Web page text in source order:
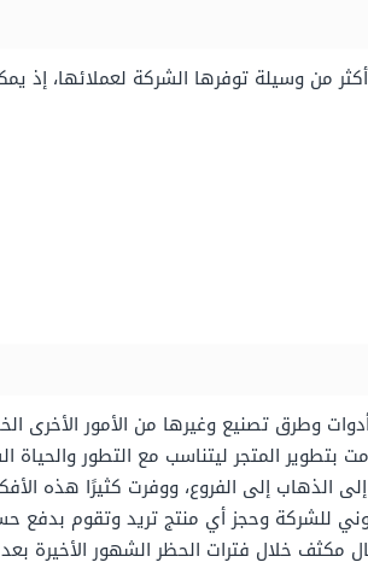
من وسيلة توفرها الشركة لعملائها، إذ
وطرق تصنيع وغيرها من الأمور الأخرى
بتطوير المتجر ليتناسب مع التطور والحياة
الذهاب إلى الفروع، ووفرت كثيرًا هذه
للشركة وحجز أي منتج تريد وتقوم بدفع
مكثف خلال فترات الحظر الشهور الأخيرة بعد